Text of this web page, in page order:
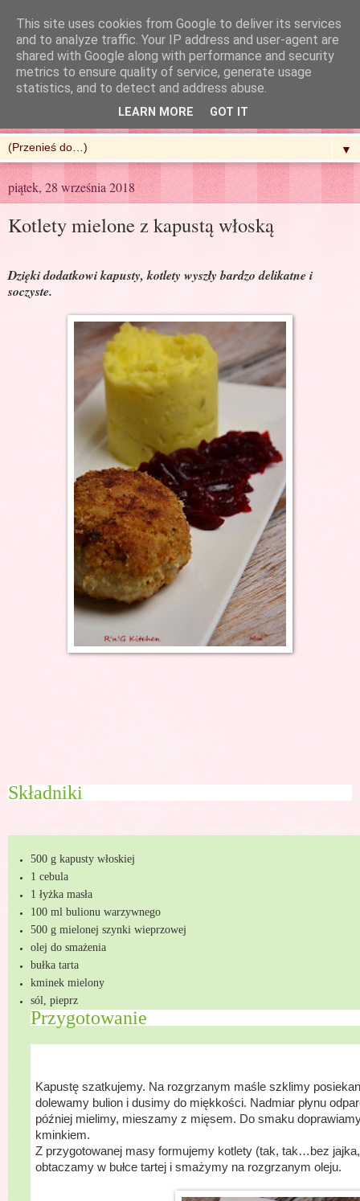
R'n'G Kitchen
▼
piątek, 28 września 2018
Kotlety mielone z kapustą włoską
Dzięki dodatkowi kapusty, kotlety wyszły bardzo delikatne i
soczyste.
Składniki
500 g kapusty włoskiej
1 cebula
1 łyżka masła
100 ml bulionu warzywnego
500 g mielonej szynki wieprzowej
olej do smażenia
bułka tarta
kminek mielony
sól, pieprz
Przygotowanie
Kapustę szatkujemy. Na rozgrzanym maśle szklimy
dolewamy bulion i dusimy do miękkości. Nadmiar płynu
później mielimy, mieszamy z mięsem. Do smaku
kminkiem.
Z przygotowanej masy formujemy kotlety (tak, tak…bez jajka,
obtaczamy w bułce tartej i smażymy na rozgrzanym oleju.
This site uses cookies from Google to deliver its services
and to analyze traffic. Your IP address and user-agent are
shared with Google along with performance and security
metrics to ensure quality of service, generate usage
statistics, and to detect and address abuse.
LEARN MORE GOT IT